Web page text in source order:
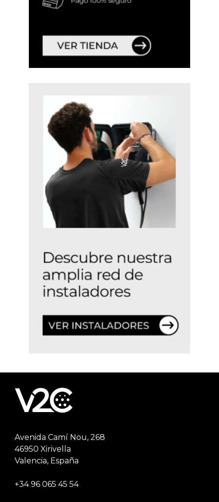
Avenida Camí Nou, 268
46950 Xirivella
Valencia, España
+34 96 065 45 54